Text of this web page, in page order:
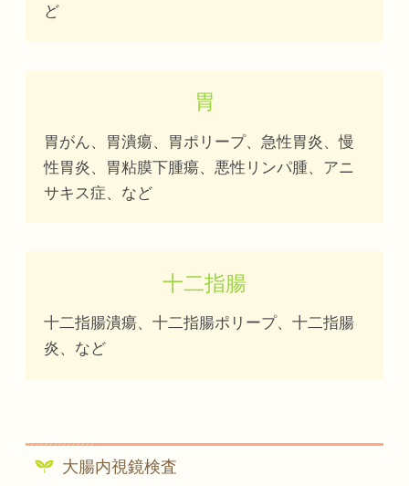
ど
胃
胃がん、胃潰瘍、胃ポリープ、急性胃炎、慢
性胃炎、胃粘膜下腫瘍、悪性リンパ腫、アニ
サキス症、など
十二指腸
十二指腸潰瘍、十二指腸ポリープ、十二指腸
炎、など
大腸内視鏡検査